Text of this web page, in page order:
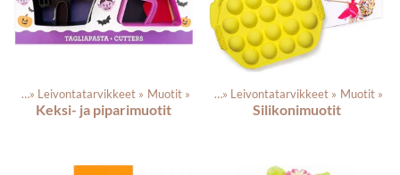
‪» Leivontatarvikkeet ‪» Muotit ‪»
Keksi- ja piparimuotit
Tuotteet ‪» Leivontatarvikkeet ‪» Muotit ‪»
Silikonimuotit